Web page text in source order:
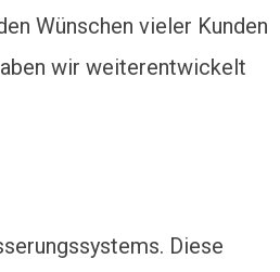
Wünschen vieler Kunden
wir weiterentwickelt
Diese